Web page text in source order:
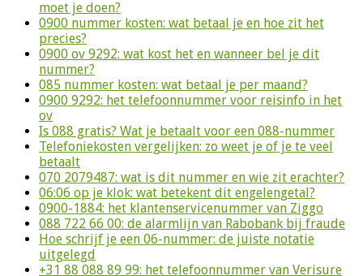
moet je doen?
0900 nummer kosten: wat betaal je en hoe zit het
precies?
0900 ov 9292: wat kost het en wanneer bel je dit
nummer?
085 nummer kosten: wat betaal je per maand?
0900 9292: het telefoonnummer voor reisinfo in het
ov
Is 088 gratis? Wat je betaalt voor een 088-nummer
Telefoniekosten vergelijken: zo weet je of je te veel
betaalt
070 2079487: wat is dit nummer en wie zit erachter?
06:06 op je klok: wat betekent dit engelengetal?
0900-1884: het klantenservicenummer van Ziggo
088 722 66 00: de alarmlijn van Rabobank bij fraude
Hoe schrijf je een 06-nummer: de juiste notatie
uitgelegd
+31 88 088 89 99: het telefoonnummer van Verisure